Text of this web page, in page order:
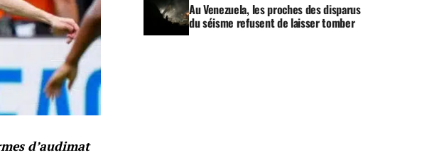
d’audimat
Au Venezuela, les proches des disparus
du séisme refusent de laisser tomber